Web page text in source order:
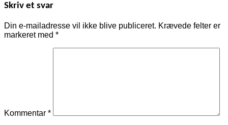
Skriv et svar
Din e-mailadresse vil ikke blive publiceret. Krævede felter er
markeret med *
Kommentar *